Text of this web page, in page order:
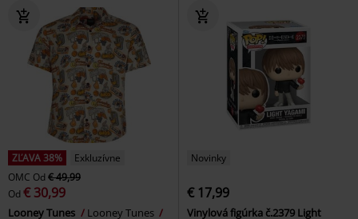
ZĽAVA 38%
Exkluzívne
OMC Od € 49,99
Od € 30,99
Looney Tunes
Looney Tunes
Novinky
€ 17,99
Vinylová figúrka č.2379 Light